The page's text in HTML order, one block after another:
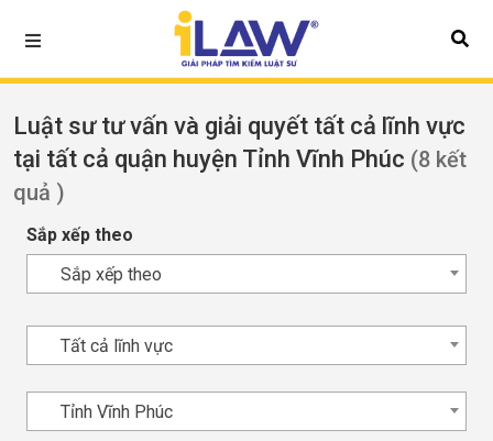
Luật sư tư vấn và giải quyết tất cả lĩnh vực
tại tất cả quận huyện Tỉnh Vĩnh Phúc (8 kết
quả )
Sắp xếp theo
Sắp xếp theo
Tất cả lĩnh vực
Tỉnh Vĩnh Phúc